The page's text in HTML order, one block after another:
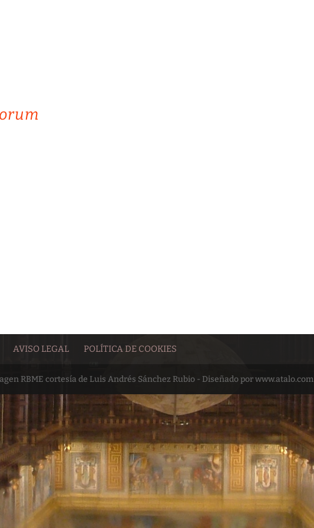
AVISO LEGAL POLÍTICA DE COOKIES
RBME cortesía de Luis Andrés Sánchez Rubio - Diseñado por www.atalo.com